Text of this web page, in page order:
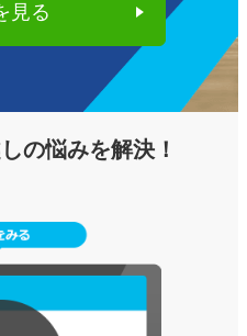
見る
の悩みを解決！